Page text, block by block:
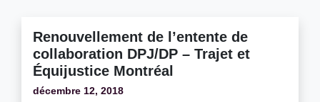
Renouvellement de l’entente de
collaboration DPJ/DP – Trajet et
Équijustice Montréal
décembre 12, 2018